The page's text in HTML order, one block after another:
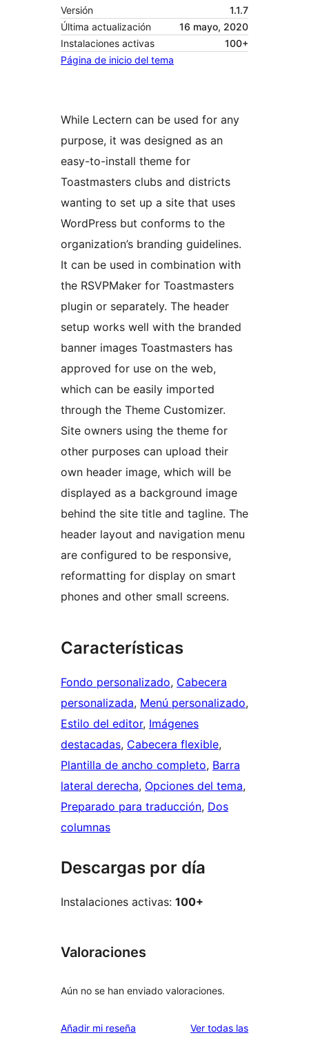
Versión
1.1.7
Última actualización
16 mayo, 2020
Instalaciones activas
100+
Página de inicio del tema
While Lectern can be used for any
purpose, it was designed as an
easy-to-install theme for
Toastmasters clubs and districts
wanting to set up a site that uses
WordPress but conforms to the
organization’s branding guidelines.
It can be used in combination with
the RSVPMaker for Toastmasters
plugin or separately. The header
setup works well with the branded
banner images Toastmasters has
approved for use on the web,
which can be easily imported
through the Theme Customizer.
Site owners using the theme for
other purposes can upload their
own header image, which will be
displayed as a background image
behind the site title and tagline. The
header layout and navigation menu
are configured to be responsive,
reformatting for display on smart
phones and other small screens.
Características
Fondo personalizado, Cabecera
personalizada, Menú personalizado
Estilo del editor, Imágenes
destacadas, Cabecera flexible
Plantilla de ancho completo, Barra
lateral derecha, Opciones del tema
Preparado para traducción, Dos
columnas
Descargas por día
Instalaciones activas: 100+
Valoraciones
Aún no se han enviado valoraciones.
Añadir mi reseña Ver todas lasvaloraciones